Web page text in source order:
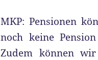
MKP: Pensionen
noch keine
Zudem können